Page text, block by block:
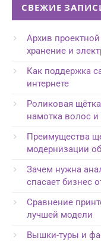
СВЕЖИЕ
Архив
хранение и
Как поддержка
интернете
Роликовая
намотка волос и
Преимущества
модернизации
Зачем нужна
спасает бизнес
Сравнение
лучшей модели
Вышки-туры и